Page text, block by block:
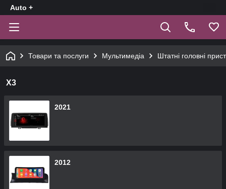
Auto +
Товари та послуги Мультимедіа Штатні головні
Х3
2021
2012